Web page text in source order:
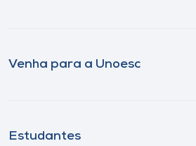
Venha para a Unoesc
Estudantes